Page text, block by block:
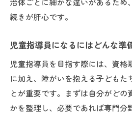
続きが肝心です。
児童指導員になるにはどんな準
児童指導員を目指す際には、資格
に加え、障がいを抱える子どもた
とが重要です。まずは自分がどの
かを整理し、必要であれば専門分